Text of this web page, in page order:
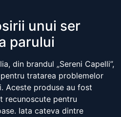
unui ser
parului
din brandul „Sereni Capelli”,
tratarea problemelor
Aceste produse au fost
recunoscute pentru
Iata cateva dintre